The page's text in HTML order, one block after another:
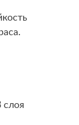
слоя